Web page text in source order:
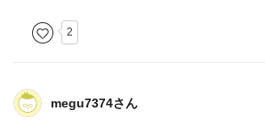
2
megu7374さん